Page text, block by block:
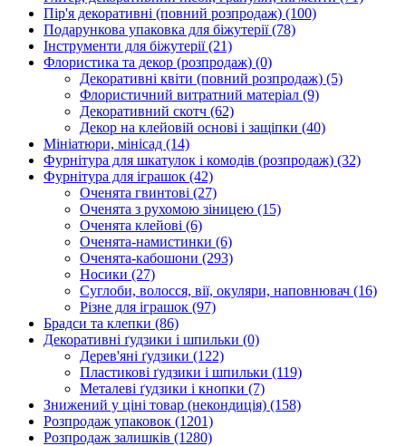
Пір'я декоративні (повний розпродаж) (100)
Подарункова упаковка для біжутерії(78)
Інструменти для біжутерії(21)
Флористика та декор (розпродаж) (0)
Декоративні квіти (повний розпродаж) (5)
Флористичний витратний матеріал (9)
Декоративний скотч (62)
Декор на клейовій основі і защіпки (40)
Мініатюри, мінісад (14)
Фурнітура для шкатулок і комодів (розпродаж) (32)
Фурнітура для іграшок (42)
Оченята гвинтові (27)
Оченята з рухомою зіницею (15)
Оченята клейові (6)
Оченята-намистинки (6)
Оченята-кабошони (293)
Носики (27)
Суглоби, волосся, вії, окуляри, наповнювач (16)
Різне для іграшок (97)
Брадси та клепки (86)
Декоративні ґудзики і шпильки (0)
Дерев'яні ґудзики (122)
Пластикові ґудзики і шпильки (119)
Металеві ґудзики і кнопки (7)
Знижений у ціні товар (некондиція) (158)
Розпродаж упаковок (1201)
Розпродаж залишків (1280)